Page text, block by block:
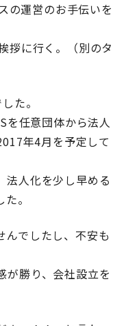
の運営のお手伝いを
拶に行く。（別のタ
た。
を任意団体から法人
年4月を予定して
法人化を少し早める
。
んでしたし、不安も
が勝り、会社設立を